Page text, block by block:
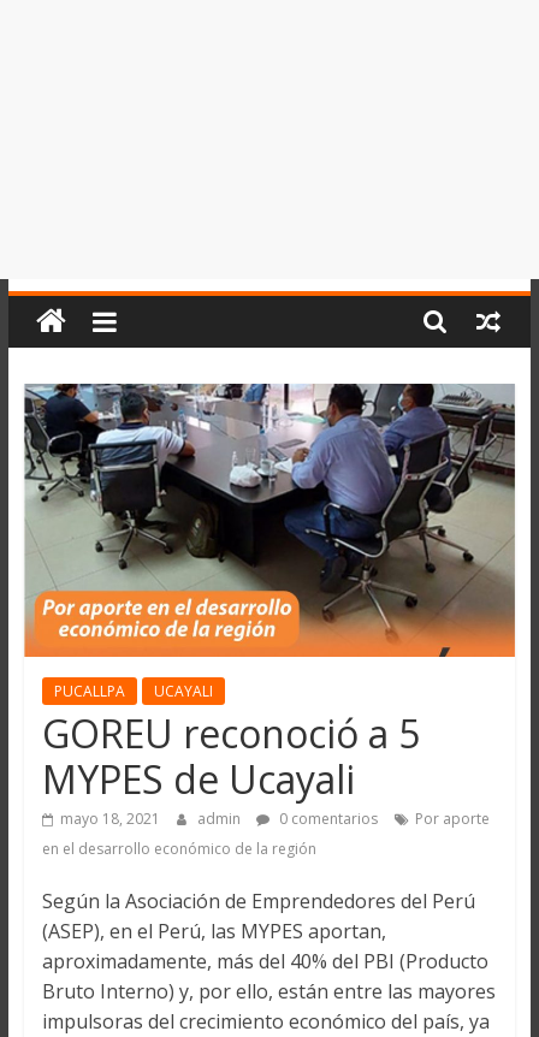
PUCALLPA UCAYALI
GOREU reconoció a 5
MYPES de Ucayali
mayo 18, 2021 admin 0 comentarios
Por aporte
en el desarrollo económico de la región
Según la Asociación de Emprendedores del Perú
(ASEP), en el Perú, las MYPES aportan,
aproximadamente, más del 40% del PBI (Producto
Bruto Interno) y, por ello, están entre las mayores
impulsoras del crecimiento económico del país, ya